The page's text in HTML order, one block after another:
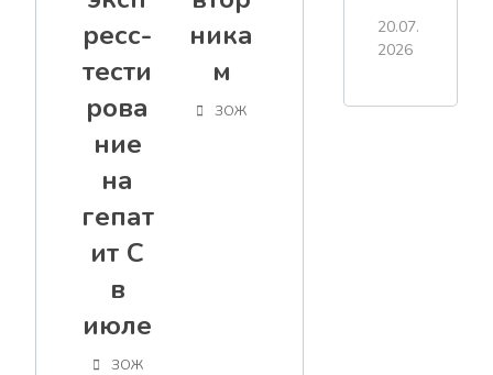
ресс-
тести
рова
ние
на
гепат
ит С
в
июле
ЗОЖ
ника
м
ЗОЖ
20.07.
2026